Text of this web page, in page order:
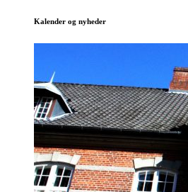
Kalender og nyheder